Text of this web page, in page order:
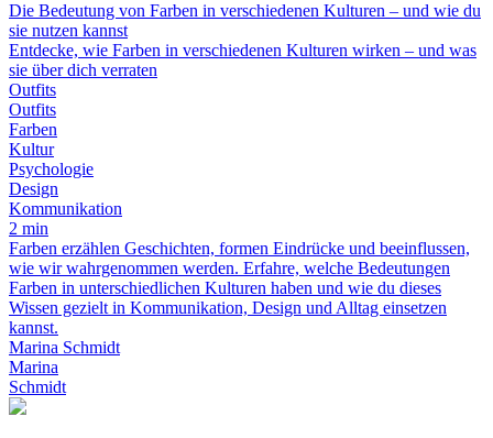
Die Bedeutung von Farben in verschiedenen Kulturen – und wie du
sie nutzen kannst
Entdecke, wie Farben in verschiedenen Kulturen wirken – und was
sie über dich verraten
Outfits
Outfits
Farben
Kultur
Psychologie
Design
Kommunikation
2 min
Farben erzählen Geschichten, formen Eindrücke und beeinflussen,
wie wir wahrgenommen werden. Erfahre, welche Bedeutungen
Farben in unterschiedlichen Kulturen haben und wie du dieses
Wissen gezielt in Kommunikation, Design und Alltag einsetzen
kannst.
Marina Schmidt
Marina
Schmidt